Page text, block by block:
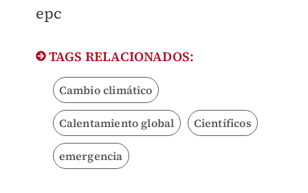
​epc
TAGS RELACIONADOS:
Cambio climático
Calentamiento global Científicos
emergencia